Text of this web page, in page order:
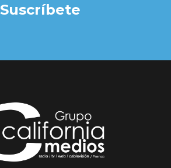
Suscríbete